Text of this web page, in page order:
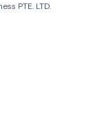
PTE. LTD.